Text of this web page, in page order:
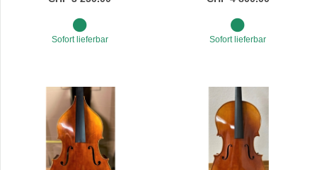
Sofort lieferbar Sofort lieferbar